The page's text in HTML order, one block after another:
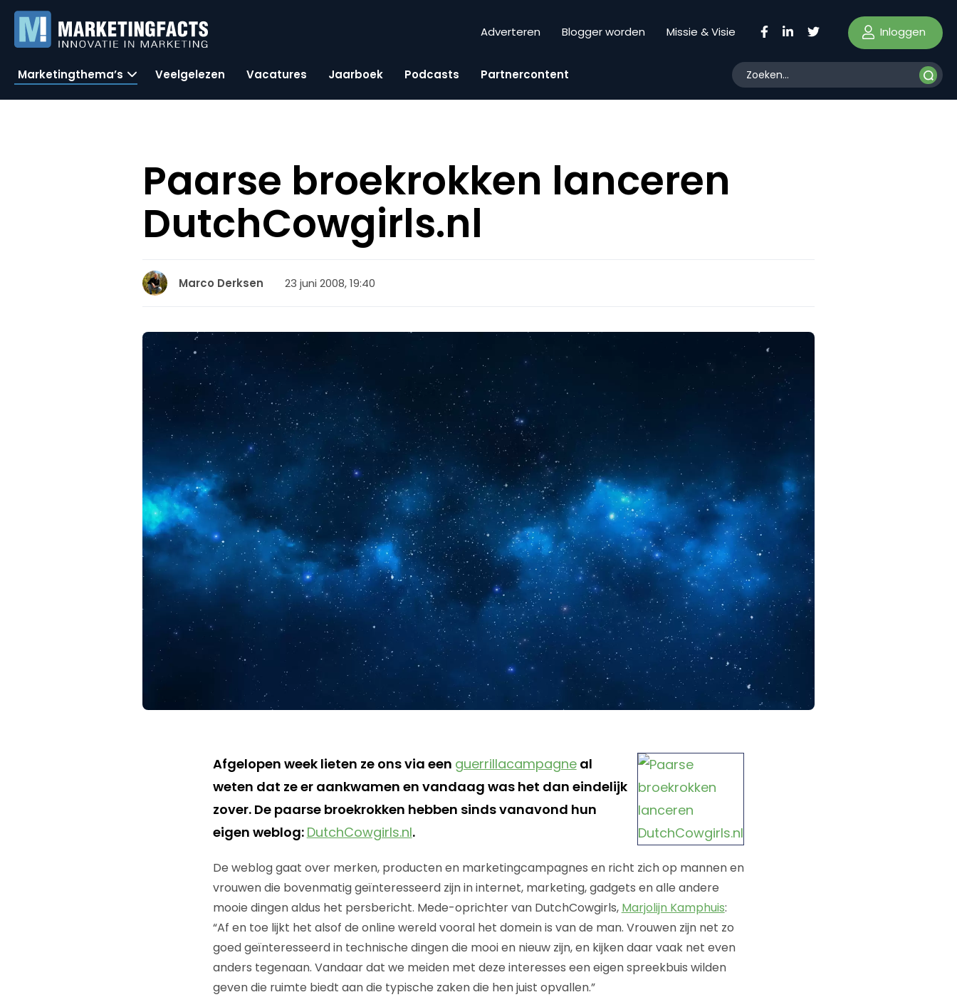
Adverteren Blogger worden Missie & Visie Inloggen
Marketingthema’s Veelgelezen Vacatures Jaarboek Podcasts Partnercontent
Paarse broekrokken lanceren
DutchCowgirls.nl
Marco Derksen 23 juni 2008, 19:40
Afgelopen week lieten ze ons via een guerrillacampagneal
weten dat ze er aankwamen en vandaag was het dan eindelijk
zover. De paarse broekrokken hebben sinds vanavond hun
eigen weblog: DutchCowgirls.nl.
De weblog gaat over merken, producten en marketingcampagnes en richt zich op mannen en
vrouwen die bovenmatig geïnteresseerd zijn in internet, marketing, gadgets en alle andere
mooie dingen aldus het persbericht. Mede-oprichter van DutchCowgirls, Marjolijn Kamphuis:
“Af en toe lijkt het alsof de online wereld vooral het domein is van de man. Vrouwen zijn net zo
goed geïnteresseerd in technische dingen die mooi en nieuw zijn, en kijken daar vaak net even
anders tegenaan. Vandaar dat we meiden met deze interesses een eigen spreekbuis wilden
geven die ruimte biedt aan die typische zaken die hen juist opvallen.”